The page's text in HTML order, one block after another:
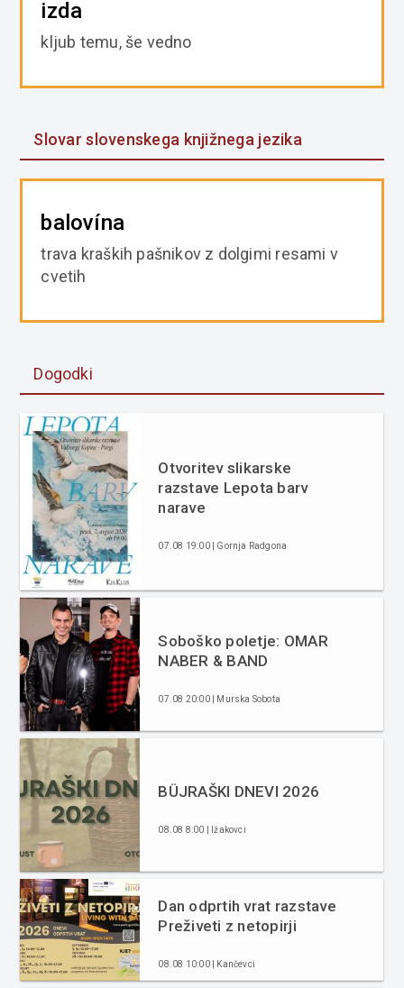
izda
kljub temu, še vedno
Slovar slovenskega knjižnega jezika
balovína
trava kraških pašnikov z dolgimi resami v
cvetih
Dogodki
Otvoritev slikarske
razstave Lepota barv
narave
07.08 19:00 | Gornja Radgona
Soboško poletje: OMAR
NABER & BAND
07.08 20:00 | Murska Sobota
BÜJRAŠKI DNEVI 2026
08.08 8:00 | Ižakovci
Dan odprtih vrat razstave
Preživeti z netopirji
08.08 10:00 | Kančevci